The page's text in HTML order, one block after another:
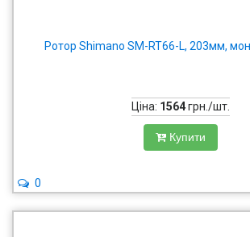
Ротор Shimano SM-RT66-L, 203мм,
Ціна: 1564грн./шт.
Купити
0